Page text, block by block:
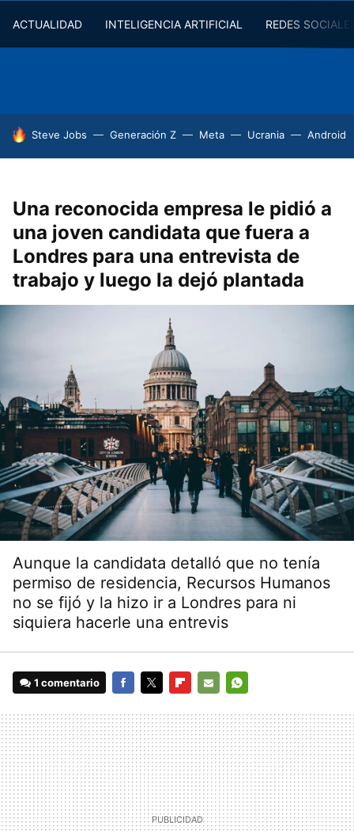
ACTUALIDAD INTELIGENCIA ARTIFICIAL REDES
HOY SE HABLA DE
Steve Jobs Generación Z Meta Ucrania Android
Una reconocida empresa le pidió a
una joven candidata que fuera a
Londres para una entrevista de
trabajo y luego la dejó plantada
Aunque la candidata detalló que no tenía
permiso de residencia, Recursos Humanos
no se fijó y la hizo ir a Londres para ni
siquiera hacerle una entrevis
1 comentario
MAIL